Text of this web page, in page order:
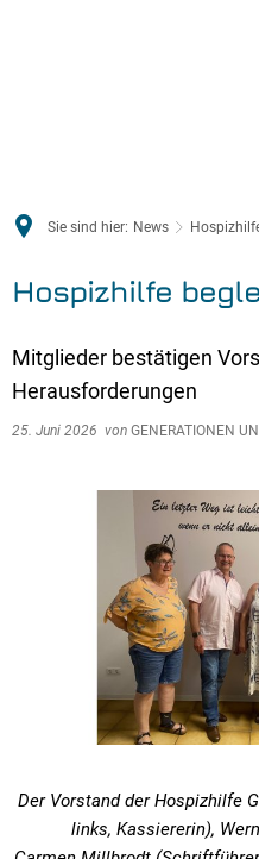
Sie sind hier: News
Hospizhilfe
Mitglieder bestätigen
Herausforderungen
25. Juni 2026 von GENERATIONEN
Der Vorstand der Hospizhilfe
links, Kassiererin),